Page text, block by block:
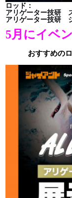
ロッド：
アリゲーター技研
アリゲーター技研
5月にイベ
おすすめの